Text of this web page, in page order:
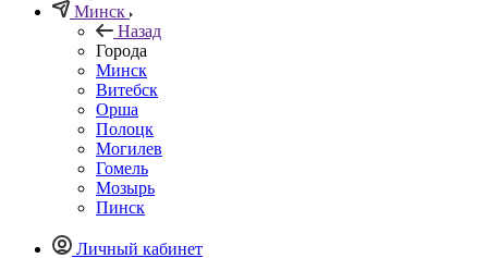
Минск
Назад
Города
Минск
Витебск
Орша
Полоцк
Могилев
Гомель
Мозырь
Пинск
Личный кабинет